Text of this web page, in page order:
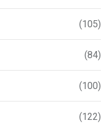
(105)
(84)
(100)
(122)